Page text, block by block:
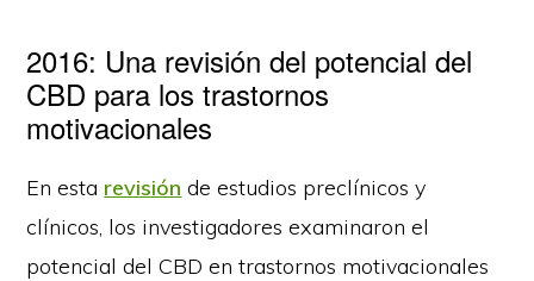
2016: Una revisión del potencial del
CBD para los trastornos
motivacionales
En esta revisión de estudios preclínicos y
clínicos, los investigadores examinaron el
potencial del CBD en trastornos motivacionales